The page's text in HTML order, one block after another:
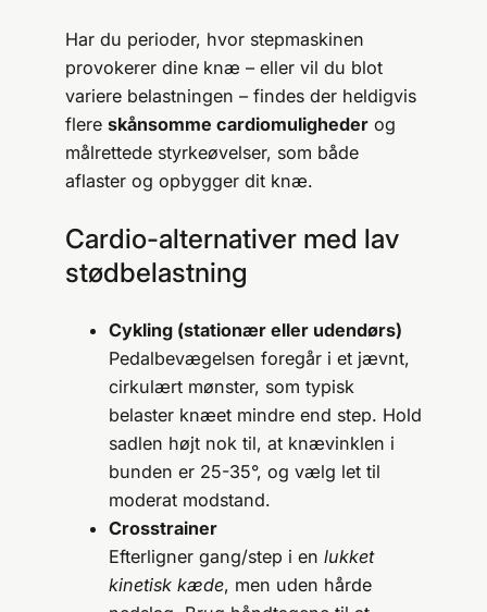
Har du perioder, hvor stepmaskinen
provokerer dine knæ – eller vil du blot
variere belastningen – findes der heldigvis
flere skånsomme cardiomuligheder og
målrettede styrkeøvelser, som både
aflaster og opbygger dit knæ.
Cardio-alternativer med lav
stød­belastning
Cykling (stationær eller udendørs)
Pedalbevægelsen foregår i et jævnt,
cirkulært mønster, som typisk
belaster knæet mindre end step. Hold
sadlen højt nok til, at knævinklen i
bunden er 25-35°, og vælg let til
moderat modstand.
Crosstrainer
Efterligner gang/step i en lukket
kinetisk kæde, men uden hårde